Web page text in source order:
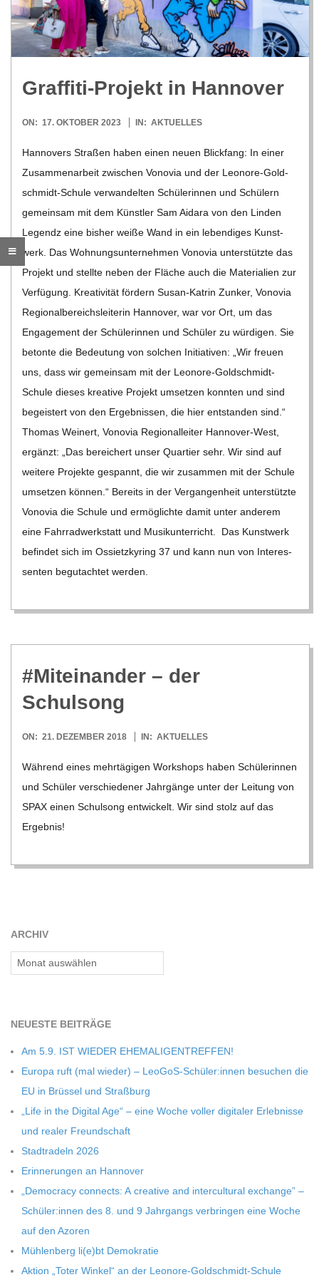
R
E
-
G
O
L
D
S
C
H
M
D
T
-
S
C
H
U
L
E
Graf­fiti-Pro­jekt in Hannover
2023-
ON: 17. OKTOBER 2023 IN: AKTUELLES
Han­no­vers Stra­ßen haben einen neuen Blick­fang: In einer
Zusam­men­ar­beit zwi­schen Von­o­via und der Leo­­nore-Gol­d­­
schmidt-Schule ver­wan­del­ten Schü­le­rin­nen und Schü­lern
gemein­sam mit dem Künst­ler Sam Aidara von den Lin­den
Legendz eine bis­her weiße Wand in ein leben­di­ges Kunst­
werk. Das Woh­nungs­un­ter­neh­men Von­o­via unter­stützte das
Pro­jekt und stellte neben der Flä­che auch die Mate­ria­lien zur
Ver­fü­gung. Krea­ti­vi­tät för­dern Susan-Kat­rin Zun­ker, Von­o­via
Regio­nal­be­reichs­lei­te­rin Han­no­ver, war vor Ort, um das
Enga­ge­ment der Schü­le­rin­nen und Schü­ler zu wür­di­gen. Sie
betonte die Bedeu­tung von sol­chen Initia­ti­ven: „Wir freuen
uns, dass wir gemein­sam mit der Leo­­nore-Gol­d­­schmidt-
Schule die­ses krea­tive Pro­jekt umset­zen konn­ten und sind
begeis­tert von den Ergeb­nis­sen, die hier ent­stan­den sind.“
Tho­mas Wei­nert, Von­o­via Regio­nal­lei­ter Han­­no­­ver-West,
ergänzt: „Das berei­chert unser Quar­tier sehr. Wir sind auf
wei­tere Pro­jekte gespannt, die wir zusam­men mit der Schule
umset­zen kön­nen.“ Bereits in der Ver­gan­gen­heit unter­stützte
Von­o­via die Schule und ermög­lichte damit unter ande­rem
eine Fahr­rad­werk­statt und Musik­un­ter­richt. Das Kunst­werk
befin­det sich im Ossietz­ky­ring 37 und kann nun von Inter­es­
sen­ten begut­ach­tet wer­den.
#Mit­ein­an­der – der
Schulsong
2018-
ON: 21. DEZEMBER 2018 IN: AKTUELLES
Wäh­rend eines mehr­tä­gi­gen Work­shops haben Schü­le­rin­nen
und Schü­ler ver­schie­de­ner Jahr­gänge unter der Lei­tung von
SPAX einen Schul­song ent­wi­ckelt. Wir sind stolz auf das
Ergeb­nis!
ARCHIV
Archiv
NEU­ESTE BEITRÄGE
Am 5.9. IST WIEDER EHEMALIGENTREFFEN!
Europa ruft (mal wie­der) – LeoGoS-Schüler:innen besu­chen die
EU in Brüs­sel und Straßburg
„Life in the Digi­tal Age“ – eine Woche vol­ler digi­ta­ler Erleb­nisse
und rea­ler Freundschaft
Stadt­ra­deln 2026
Erin­ne­run­gen an Hannover
„Demo­cracy con­nects: A crea­tive and inter­cul­tu­ral exch­ange” –
Schüler:innen des 8. und 9 Jahr­gangs ver­brin­gen eine Woche
auf den Azoren
Müh­len­berg li(e)bt Demokratie
Aktion „Toter Win­kel“ an der Leonore-Goldschmidt-Schule